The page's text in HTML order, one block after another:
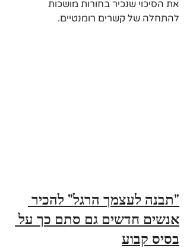
את הסיכוי שנכיר בחורות מושכות
להתחלה של קשרים רומנטיים.
"תבנה לעצמך הרגל" להכיר
אנשים חדשים גם סתם כך על
בסיס קבוע